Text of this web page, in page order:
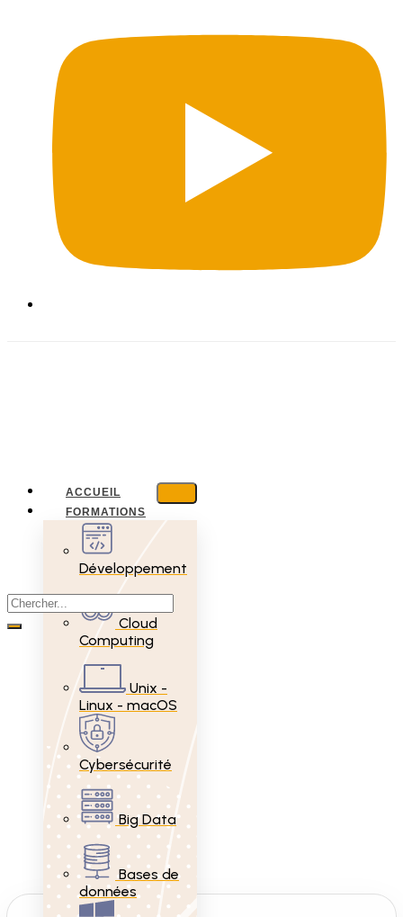
ACCUEIL
FORMATIONS
Développement
Cloud
Computing
Unix -
Linux - macOS
Cybersécurité
Big Data
Bases de
données